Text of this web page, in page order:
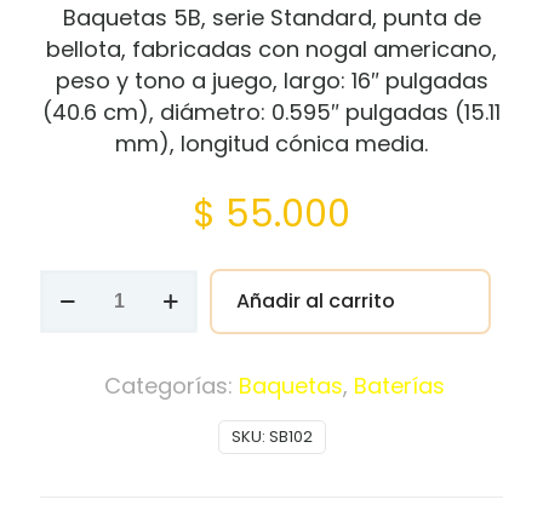
Baquetas 5B, serie Standard, punta de
bellota, fabricadas con nogal americano,
peso y tono a juego, largo: 16″ pulgadas
(40.6 cm), diámetro: 0.595″ pulgadas (15.11
mm), longitud cónica media.
$ 55.000
Añadir al carrito
SKU: SB102
Categorías: Baquetas, Baterías